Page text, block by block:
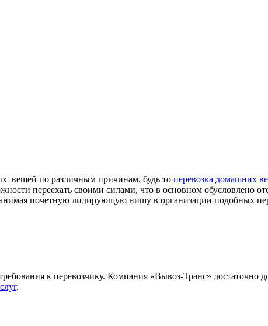
вещей по различным причинам, будь то перевозка домашних
переехать своими силами, что в основном обусловлено
почетную лидирующую нишу в организации подобных
к перевозчику. Компания «Вывоз-Транс» достаточно
.